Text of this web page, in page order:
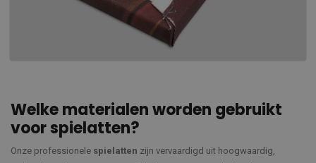
Welke materialen worden gebruikt
voor spielatten?
Onze professionele spielatten zijn vervaardigd uit hoogwaardig,